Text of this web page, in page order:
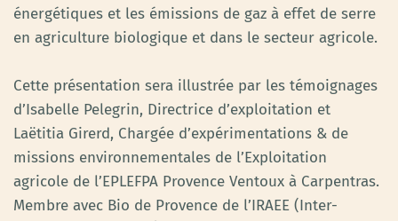
énergétiques et les émissions de gaz à effet de serre
en agriculture biologique et dans le secteur agricole.
Cette présentation sera illustrée par les témoignages
d’Isabelle Pelegrin, Directrice d’exploitation et
Laëtitia Girerd, Chargée d’expérimentations & de
missions environnementales de l’Exploitation
agricole de l’EPLEFPA Provence Ventoux à Carpentras.
Membre avec Bio de Provence de l’IRAEE (Inter-